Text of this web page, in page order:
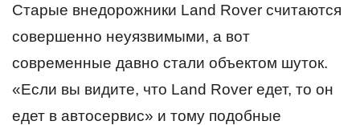
Старые внедорожники Land Rover считаются
совершенно неуязвимыми, а вот
современные давно стали объектом шуток.
«Если вы видите, что Land Rover едет, то он
едет в автосервис» и тому подобные